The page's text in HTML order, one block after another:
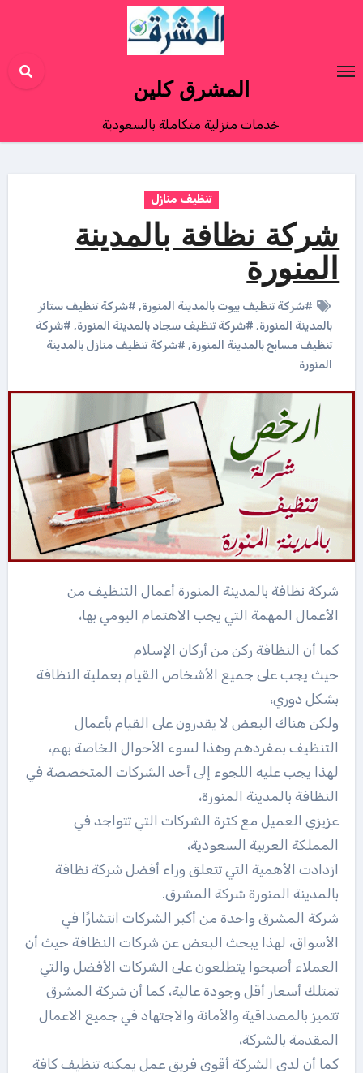
المشرق كلين
خدمات منزلية متكاملة بالسعودية
تنظيف منازل
شركة نظافة بالمدينة
المنورة
#شركة تنظيف بيوت بالمدينة المنورة, #شركة تنظيف ستائر
بالمدينة المنورة, #شركة تنظيف سجاد بالمدينة المنورة, #شركة
تنظيف مسابح بالمدينة المنورة, #شركة تنظيف منازل بالمدينة
المنورة
شركة نظافة بالمدينة المنورة أعمال التنظيف من
الأعمال المهمة التي يجب الاهتمام اليومي بها،
كما أن النظافة ركن من أركان الإسلام
حيث يجب على جميع الأشخاص القيام بعملية النظافة
بشكل دوري،
ولكن هناك البعض لا يقدرون على القيام بأعمال
التنظيف بمفردهم وهذا لسوء الأحوال الخاصة بهم،
لهذا يجب عليه اللجوء إلى أحد الشركات المتخصصة في
النظافة بالمدينة المنورة،
عزيزي العميل مع كثرة الشركات التي تتواجد في
المملكة العربية السعودية،
ازدادت الأهمية التي تتعلق وراء أفضل شركة نظافة
بالمدينة المنورة شركة المشرق.
شركة المشرق واحدة من أكبر الشركات انتشارًا في
الأسواق، لهذا يبحث البعض عن شركات النظافة حيث أن
العملاء أصبحوا يتطلعون على الشركات الأفضل والتي
تمتلك أسعار أقل وجودة عالية، كما أن شركة المشرق
تتميز بالمصداقية والأمانة والاجتهاد في جميع الاعمال
المقدمة بالشركة،
كما أن لدى الشركة أقوى فريق عمل يمكنه تنظيف كافة